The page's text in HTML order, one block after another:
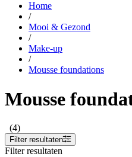
Home
/
Mooi & Gezond
/
Make-up
/
Mousse foundations
Mousse
(4)
Filter resultaten
Filter resultaten